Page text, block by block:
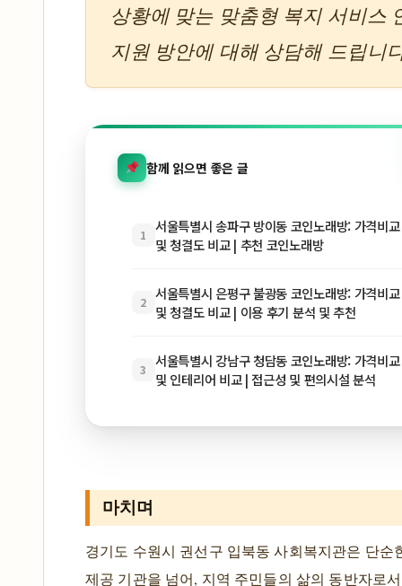
상황에 맞는 맞춤형 복지 서비스
지원 방안에 대해 상담해 드립니
함께 읽으면 좋은 글
1
서울특별시 송파구 방이동 코인노래방: 가격비
및 청결도 비교 | 추천 코인노래방
2 서울특별시 은평구 불광동 코인노래방: 가격비
및 청결도 비교 | 이용 후기 분석 및 추천
3
서울특별시 강남구 청담동 코인노래방: 가격비
및 인테리어 비교 | 접근성 및 편의시설 분석
마치며
경기도 수원시 권선구 입북동 사회복지관은 단순
제공 기관을 넘어, 지역 주민들의 삶의 동반자로